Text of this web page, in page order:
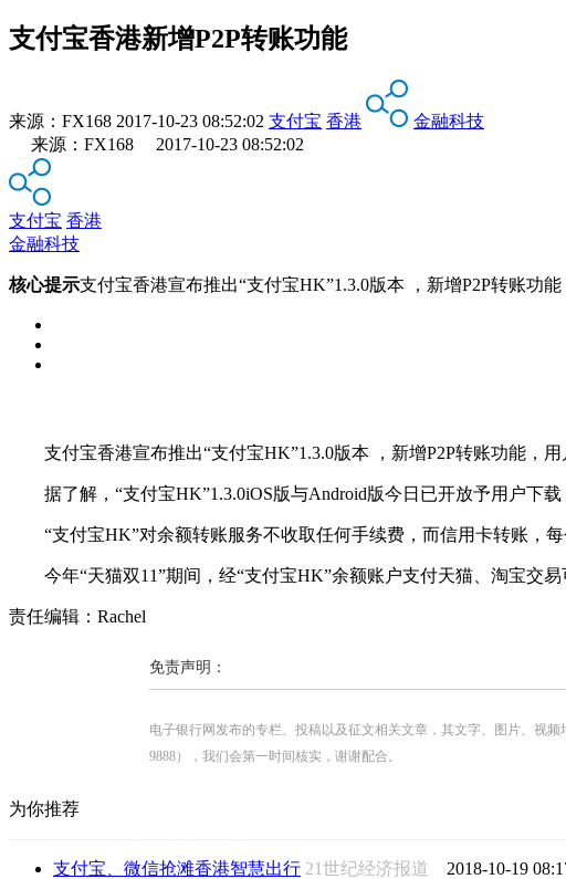
支付宝香港新增P2P转账功能
来源： FX168 2017-10-23 08:52:02 支付宝 香港
金融科技
来源：FX168 2017-10-23 08:52:02
支付宝 香港
金融科技
核心提示支付宝香港宣布推出“支付宝HK”1.3.0版本 ，新增P2P转账功
支付宝香港宣布推出“支付宝HK”1.3.0版本 ，新增P2P转账功能，用
据了解，“支付宝HK”1.3.0iOS版与Android版今日已开放予用户下载
“支付宝HK”对余额转账服务不收取任何手续费，而信用卡转账，每
今年“天猫双11”期间，经“支付宝HK”余额账户支付天猫、淘宝交
责任编辑：Rachel
免责声明：
电子银行网发布的专栏、投稿以及征文相关文章，其文字、图片、视
9888），我们会第一时间核实，谢谢配合。
为你推荐
支付宝、微信抢滩香港智慧出行 21世纪经济报道 2018-10-19